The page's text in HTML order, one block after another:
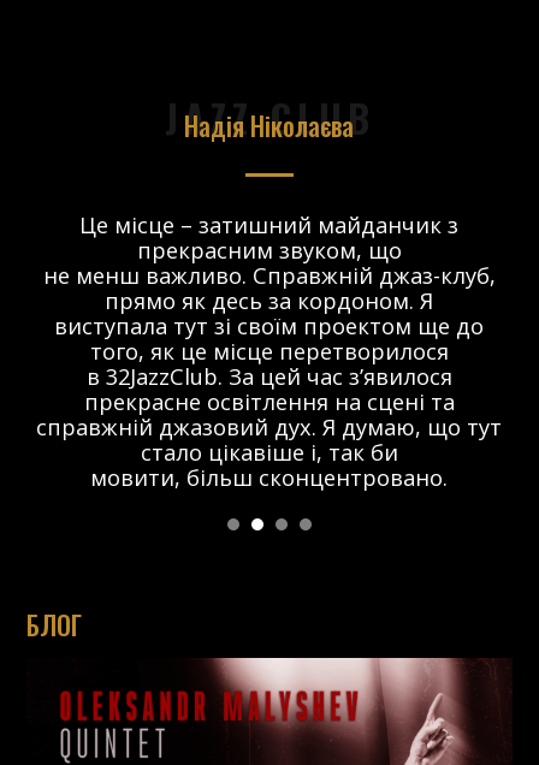
JAZZ CLUB
Надія Ніколаєва
Це місце – затишний майданчик з
прекрасним звуком, що
не менш важливо. Справжній джаз-клуб,
прямо як десь за кордоном. Я
виступала тут зі своїм проектом ще до
того, як це місце перетворилося
в 32JazzClub. За цей час з’явилося
прекрасне освітлення на сцені та
справжній джазовий дух. Я думаю, що тут
стало цікавіше і, так би
мовити, більш сконцентровано.
БЛОГ